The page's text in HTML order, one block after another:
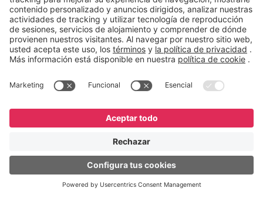
Eduardo Ribeiro
CEO
“Con GeneXus desarrollamos una
acompañar todas las etapas de la
verificar, analizar, reacondicionar y
garantizando calidad y reduciendo
costos”.